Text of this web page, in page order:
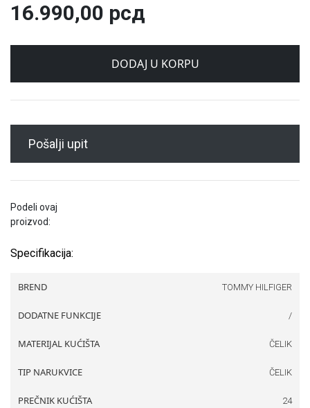
16.990,00 рсд
DODAJ U KORPU
Pošalji upit
Podeli ovaj
proizvod:
Specifikacija:
BREND TOMMY HILFIGER
DODATNE FUNKCIJE /
MATERIJAL KUĆIŠTA ČELIK
TIP NARUKVICE ČELIK
PREČNIK KUĆIŠTA 24